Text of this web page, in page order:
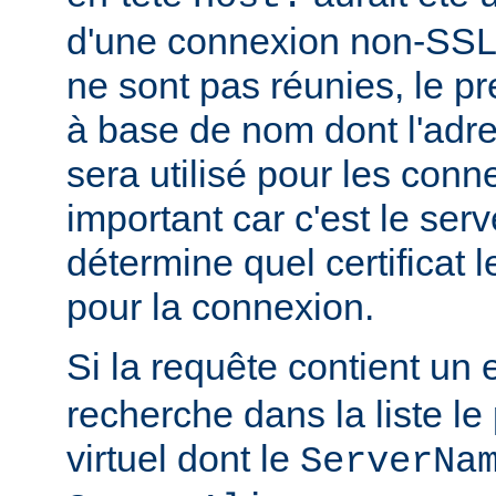
d'une connexion non-
ne sont pas réunies, le
à base de nom dont
sera utilisé pour les
important car c'est le
détermine quel certificat
pour la connexion.
Si la requête contient un
recherche dans la liste
virtuel dont le